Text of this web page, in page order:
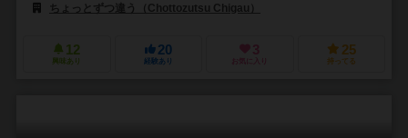
ちょっとずつ違う（Chottozutsu Chigau）
12
興味あり
20
経験あり
3
お気に入り
25
持ってる